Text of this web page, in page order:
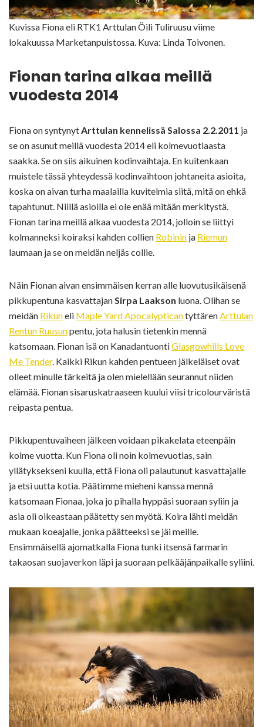
Kuvissa Fiona eli RTK1 Arttulan Öili Tuliruusu viime
lokakuussa Marketanpuistossa. Kuva: Linda Toivonen.
Fionan tarina alkaa meillä
vuodesta 2014
Fiona on syntynytArttulan kennelissä Salossa 2.2.2011 ja
se on asunut meillä vuodesta 2014 eli kolmevuotiaasta
saakka. Se on siis aikuinen kodinvaihtaja. En kuitenkaan
muistele tässä yhteydessä kodinvaihtoon johtaneita asioita,
koska on aivan turha maalailla kuvitelmia siitä, mitä on ehkä
tapahtunut. Niillä asioilla ei ole enää mitään merkitystä.
Fionan tarina meillä alkaa vuodesta 2014, jolloin se liittyi
kolmanneksi koiraksi kahden collien Robinin ja Riemun
laumaan ja se on meidän neljäs collie.
Näin Fionan aivan ensimmäisen kerran alle luovutusikäisenä
pikkupentuna kasvattajanSirpa Laakson luona. Olihan se
meidän Rikuneli Maple Yard ApocalypticantyttärenArttulan
Rentun Ruusunpentu, jota halusin tietenkin mennä
katsomaan. Fionan isä on KanadantuontiGlasgowhills Love
Me Tender. Kaikki Rikun kahden pentueen jälkeläiset ovat
olleet minulle tärkeitä ja olen mielellään seurannut niiden
elämää. Fionan sisaruskatraaseen kuului viisi tricolourväristä
reipasta pentua.
Pikkupentuvaiheen jälkeen voidaan pikakelata eteenpäin
kolme vuotta. Kun Fiona oli noin kolmevuotias, sain
yllätyksekseni kuulla, että Fiona oli palautunut kasvattajalle
ja etsi uutta kotia. Päätimme mieheni kanssa mennä
katsomaan Fionaa, joka jo pihalla hyppäsi suoraan syliin ja
asia oli oikeastaan päätetty sen myötä. Koira lähti meidän
mukaan koeajalle, jonka päätteeksi se jäi meille.
Ensimmäisellä ajomatkalla Fiona tunki itsensä farmarin
takaosan suojaverkon läpi ja suoraan pelkääjänpaikalle syliini.